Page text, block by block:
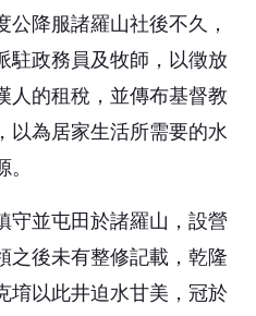
公降服諸羅山社後不久，
駐政務員及牧師，以徵放
人的租稅，並傳布基督教
以為居家生活所需要的水
。
守並屯田於諸羅山，設營
之後未有整修記載，乾隆
堉以此井迫水甘美，冠於